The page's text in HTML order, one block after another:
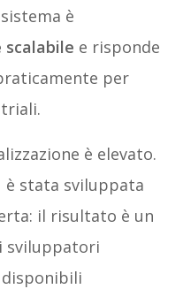
è
scalabile e risponde
per
è elevato.
è stata sviluppata
il risultato è un
sviluppatori
disponibili